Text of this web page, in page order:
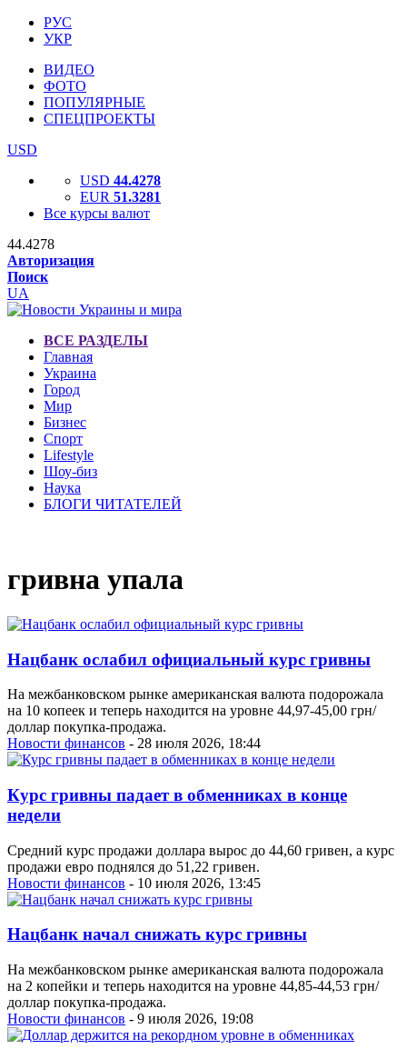
РУС
УКР
ВИДЕО
ФОТО
ПОПУЛЯРНЫЕ
СПЕЦПРОЕКТЫ
USD
USD 44.4278
EUR 51.3281
Все курсы валют
44.4278
Авторизация
Поиск
UA
ВСЕ РАЗДЕЛЫ
Главная
Украина
Город
Мир
Бизнес
Спорт
Lifestyle
Шоу-биз
Наука
БЛОГИ ЧИТАТЕЛЕЙ
гривна упала
Нацбанк ослабил официальный курс гривны
На межбанковском рынке американская валюта подорожала
на 10 копеек и теперь находится на уровне 44,97-45,00 грн/
доллар покупка-продажа.
Новости финансов - 28 июля 2026, 18:44
Курс гривны падает в обменниках в конце
недели
Средний курс продажи доллара вырос до 44,60 гривен, а курс
продажи евро поднялся до 51,22 гривен.
Новости финансов - 10 июля 2026, 13:45
Нацбанк начал снижать курс гривны
На межбанковском рынке американская валюта подорожала
на 2 копейки и теперь находится на уровне 44,85-44,53 грн/
доллар покупка-продажа.
Новости финансов - 9 июля 2026, 19:08